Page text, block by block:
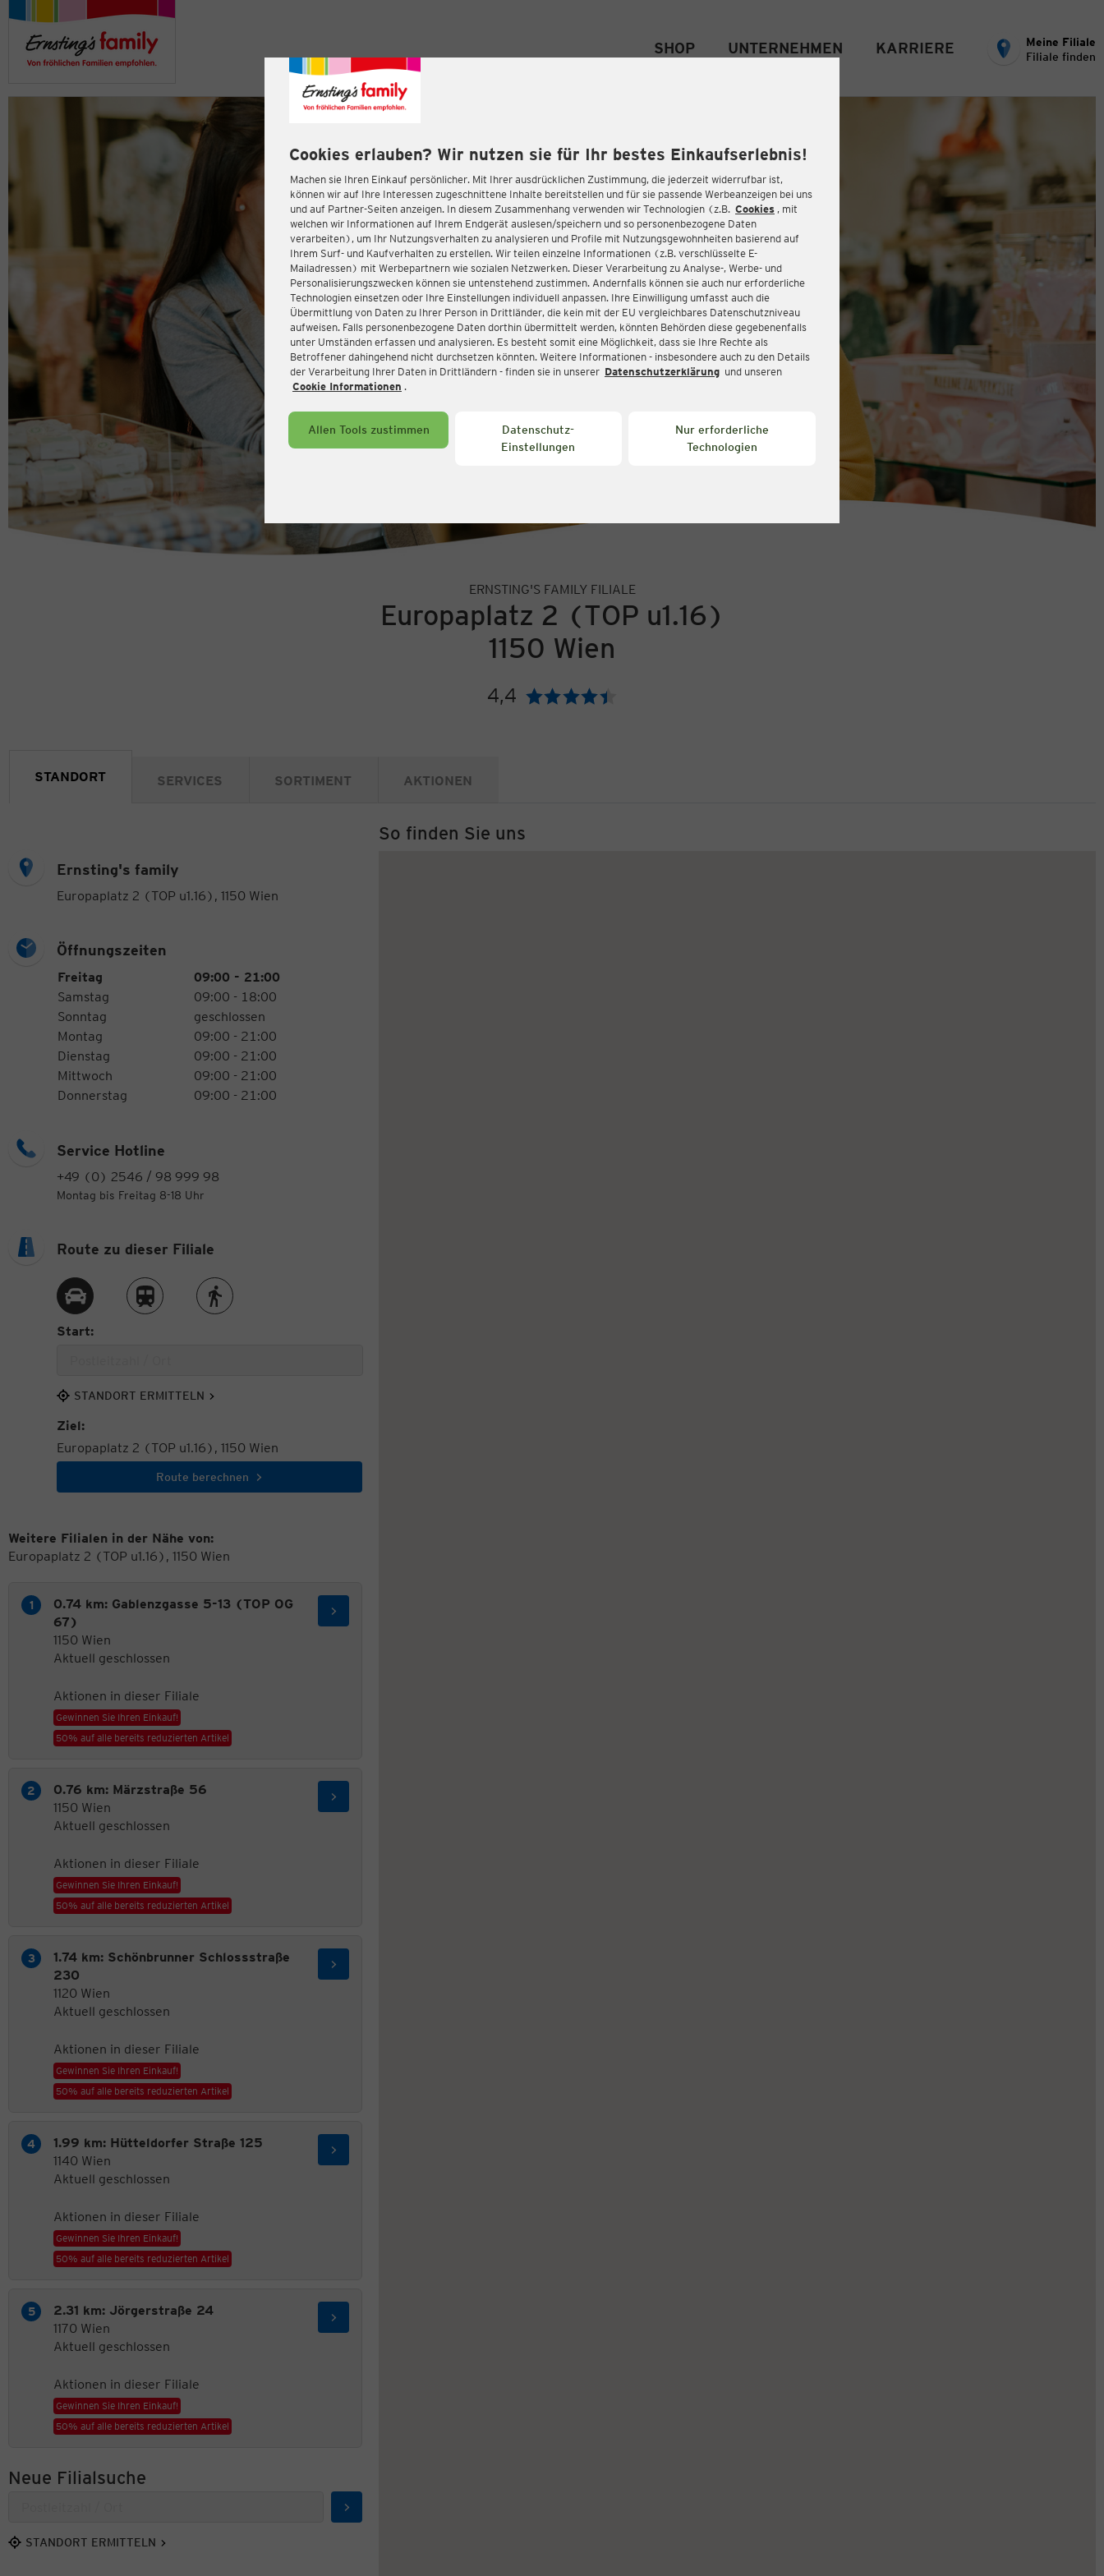
Cookies erlauben? Wir nutzen sie für Ihr bestes Einkaufserlebnis!
Machen sie Ihren Einkauf persönlicher. Mit Ihrer ausdrücklichen Zustimmung, die jederzeit widerrufbar ist,
können wir auf Ihre Interessen zugeschnittene Inhalte bereitstellen und für sie passende Werbeanzeigen bei uns
und auf Partner-Seiten anzeigen. In diesem Zusammenhang verwenden wir Technologien (z.B. Cookies , mit
welchen wir Informationen auf Ihrem Endgerät auslesen/speichern und so personenbezogene Daten
verarbeiten), um Ihr Nutzungsverhalten zu analysieren und Profile mit Nutzungsgewohnheiten basierend auf
Ihrem Surf- und Kaufverhalten zu erstellen. Wir teilen einzelne Informationen (z.B. verschlüsselte E-
Mailadressen) mit Werbepartnern wie sozialen Netzwerken. Dieser Verarbeitung zu Analyse-, Werbe- und
Personalisierungszwecken können sie untenstehend zustimmen. Andernfalls können sie auch nur erforderliche
Technologien einsetzen oder Ihre Einstellungen individuell anpassen. Ihre Einwilligung umfasst auch die
Übermittlung von Daten zu Ihrer Person in Drittländer, die kein mit der EU vergleichbares Datenschutzniveau
aufweisen. Falls personenbezogene Daten dorthin übermittelt werden, könnten Behörden diese gegebenenfalls
unter Umständen erfassen und analysieren. Es besteht somit eine Möglichkeit, dass sie Ihre Rechte als
Betroffener dahingehend nicht durchsetzen könnten. Weitere Informationen - insbesondere auch zu den Details
der Verarbeitung Ihrer Daten in Drittländern - finden sie in unserer Datenschutzerklärung und unseren
Cookie Informationen .
Allen Tools zustimmen
Datenschutz-
Einstellungen
Nur erforderliche
Technologien
SHOP UNTERNEHMEN KARRIERE
Meine Filiale
Filiale finden
ERNSTING'S FAMILY FILIALE
Europaplatz 2 (TOP u1.16)
1150 Wien
4,4 Bewertung:
STANDORT SERVICES SORTIMENT AKTIONEN
Ernsting's family
Europaplatz 2 (TOP u1.16), 1150 Wien
Öffnungszeiten
Öffnungszeiten
Wochentag
Freitag
09:00 - 21:00
Samstag
09:00 - 18:00
Sonntag
geschlossen
Montag
09:00 - 21:00
Dienstag
09:00 - 21:00
Mittwoch
09:00 - 21:00
Donnerstag
09:00 - 21:00
Service Hotline
+49 (0) 2546 / 98 999 98
Montag bis Freitag 8-18 Uhr
So finden Sie uns
Route zu dieser Filiale
Route per AutoRoute per ZugRoute zu Fuß
Start:
STANDORT ERMITTELN
Ziel:
Europaplatz 2 (TOP u1.16), 1150 Wien
Route berechnen
Weitere Filialen in der Nähe von:
Europaplatz 2 (TOP u1.16), 1150 Wien
0.74 km: Gablenzgasse 5-13 (TOP OG
67)
1150 Wien
Aktuell geschlossen
Aktionen in dieser Filiale
Gewinnen Sie Ihren Einkauf!
50% auf alle bereits reduzierten Artikel
0.76 km: Märzstraße 56
1150 Wien
Aktuell geschlossen
Aktionen in dieser Filiale
Gewinnen Sie Ihren Einkauf!
50% auf alle bereits reduzierten Artikel
1.74 km: Schönbrunner Schlossstraße
230
1120 Wien
Aktuell geschlossen
Aktionen in dieser Filiale
Gewinnen Sie Ihren Einkauf!
50% auf alle bereits reduzierten Artikel
1.99 km: Hütteldorfer Straße 125
1140 Wien
Aktuell geschlossen
Aktionen in dieser Filiale
Gewinnen Sie Ihren Einkauf!
50% auf alle bereits reduzierten Artikel
2.31 km: Jörgerstraße 24
1170 Wien
Aktuell geschlossen
Aktionen in dieser Filiale
Gewinnen Sie Ihren Einkauf!
50% auf alle bereits reduzierten Artikel
Neue Filialsuche
Suchen
STANDORT ERMITTELN